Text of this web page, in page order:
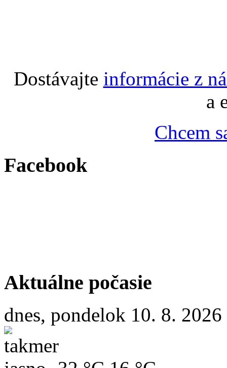
Dostávajte informácie z
a
Chcem
Facebook
Aktuálne počasie
dnes, pondelok 10. 8. 2026